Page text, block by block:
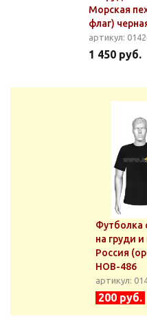
Морская
флаг)
артикул:
1 450 руб.
Футболка
на груди
Россия
НОВ-486
артикул:
200 руб.